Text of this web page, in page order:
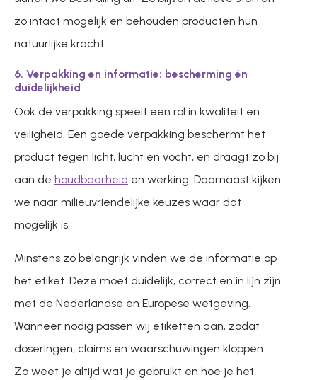
zo intact mogelijk en behouden producten hun
natuurlijke kracht.
6. Verpakking en informatie: bescherming én
duidelijkheid
Ook de verpakking speelt een rol in kwaliteit en
veiligheid. Een goede verpakking beschermt het
product tegen licht, lucht en vocht, en draagt zo bij
aan de houdbaarheid en werking. Daarnaast kijken
we naar milieuvriendelijke keuzes waar dat
mogelijk is.
Minstens zo belangrijk vinden we de informatie op
het etiket. Deze moet duidelijk, correct en in lijn zijn
met de Nederlandse en Europese wetgeving.
Wanneer nodig passen wij etiketten aan, zodat
doseringen, claims en waarschuwingen kloppen.
Zo weet je altijd wat je gebruikt en hoe je het